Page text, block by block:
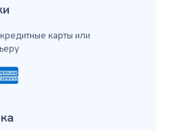
карты или